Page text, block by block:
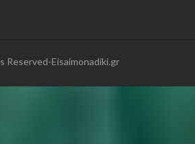
Reserved-Eisaimonadiki.gr